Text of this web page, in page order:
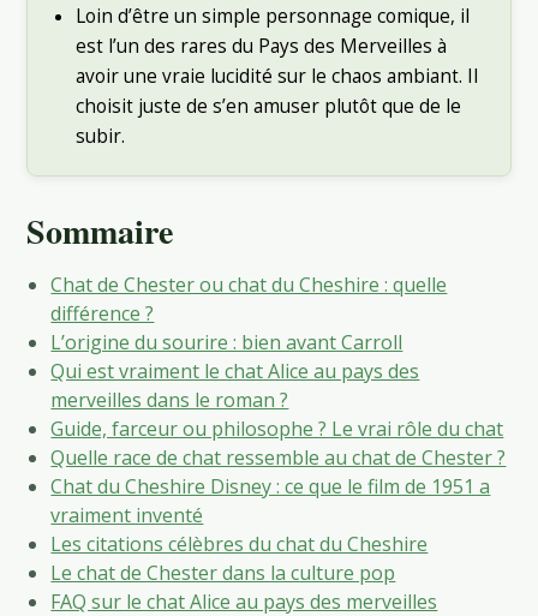
Loin d’être un simple personnage comique, il
est l’un des rares du Pays des Merveilles à
avoir une vraie lucidité sur le chaos ambiant. Il
choisit juste de s’en amuser plutôt que de le
subir.
Sommaire
Chat de Chester ou chat du Cheshire : quelle
différence ?
L’origine du sourire : bien avant Carroll
Qui est vraiment le chat Alice au pays des
merveilles dans le roman ?
Guide, farceur ou philosophe ? Le vrai rôle du chat
Quelle race de chat ressemble au chat de Chester ?
Chat du Cheshire Disney : ce que le film de 1951 a
vraiment inventé
Les citations célèbres du chat du Cheshire
Le chat de Chester dans la culture pop
FAQ sur le chat Alice au pays des merveilles